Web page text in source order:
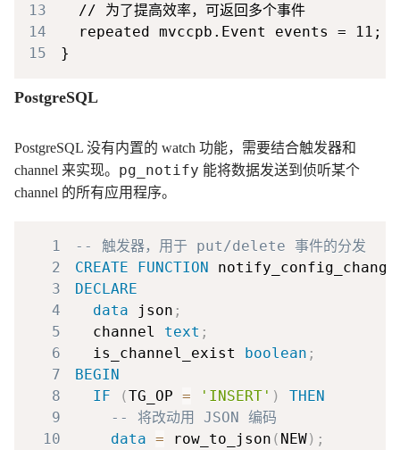
13
14
15
PostgreSQL
PostgreSQL 没有内置的 watch 功能，需要结合触发器和
channel 来实现。 pg_notify 能将数据发送到侦听某个
channel 的所有应用程序。
1
-- 触发器，用于 put/delete 事件的分发
2
CREATE FUNCTION notify_config_change
3
DECLARE
4
data json ;
5
  channel
text ;
6
  is_channel_exist
boolean ;
7
BEGIN
8
IF (TG_OP = 'INSERT' )
THEN
9
-- 将改动用 JSON 编码
10
data = row_to_json ( NEW) ;